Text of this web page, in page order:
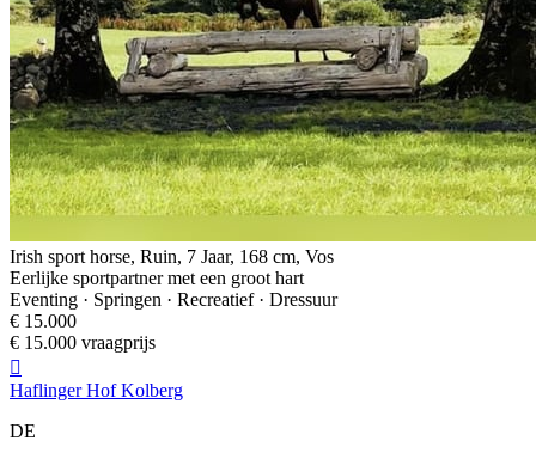
Irish sport horse, Ruin, 7 Jaar, 168 cm, Vos
Eerlijke sportpartner met een groot hart
Eventing · Springen · Recreatief · Dressuur
€ 15.000
€ 15.000 vraagprijs

Haflinger Hof Kolberg
DE